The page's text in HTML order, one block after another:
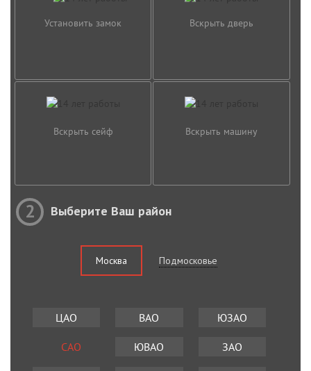
Установить замок Вскрыть дверь
Вскрыть сейф Вскрыть машину
2 Выберите Ваш район
Москва Подмосковье
ЦАО ВАО ЮЗАО
САО ЮВАО ЗАО